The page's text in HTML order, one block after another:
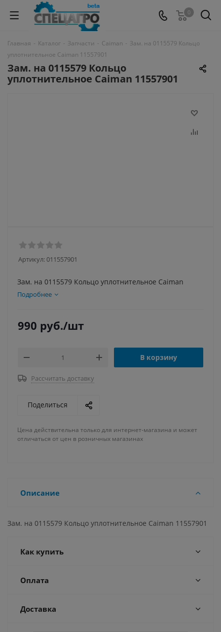
0
Главная - Каталог - Запчасти - Caiman - Зам. на 0115579 Кольцо
уплотнительное Caiman 11557901
Зам. на 0115579 Кольцо
уплотнительное Caiman 11557901
Артикул:011557901
Зам. на 0115579 Кольцо уплотнительное Caiman
Подробнее
990 руб./шт
В корзину
Рассчитать доставку
Поделиться
Цена действительна только для интернет-магазина и может
отличаться от цен в розничных магазинах
Описание
Зам. на 0115579 Кольцо уплотнительное Caiman 11557901
Как купить
Оплата
Доставка